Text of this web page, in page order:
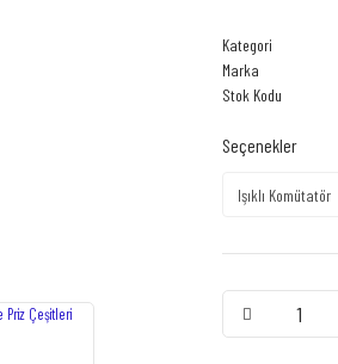
Kategori
Marka
Stok Kodu
Seçenekler